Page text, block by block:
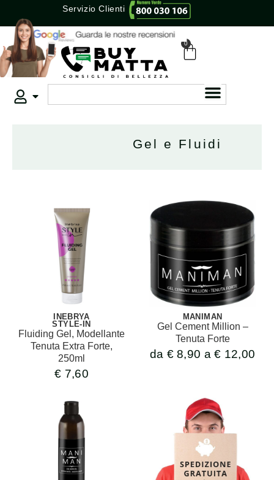
Servizio Clienti
0
Gel e Fluidi
INEBRYA
STYLE-IN
Fluiding Gel, Modellante
Tenuta Extra Forte,
250ml
€ 7,60
MANIMAN
Gel Cement Million –
Tenuta Forte
da €8,90 a€ 12,00